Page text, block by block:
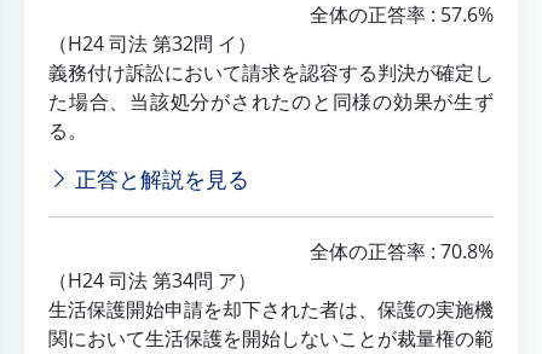
全体の正答率 : 57.6%
（H24 司法 第32問 イ）
義務付け訴訟において請求を認容する判決が確定し
た場合、当該処分がされたのと同様の効果が生ず
る。
正答と解説を見る
全体の正答率 : 70.8%
（H24 司法 第34問 ア）
生活保護開始申請を却下された者は、保護の実施機
関において生活保護を開始しないことが裁量権の範